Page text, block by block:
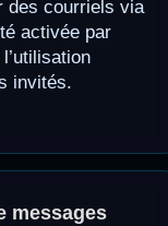
des courriels via
activée par
invités.
messages